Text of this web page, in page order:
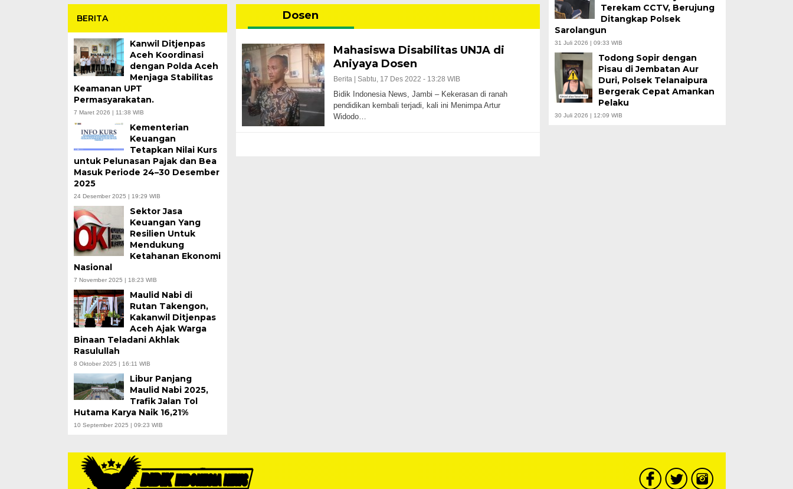
BERITA
Kanwil Ditjenpas
Aceh Koordinasi
dengan Polda Aceh
Menjaga Stabilitas
Keamanan UPT
Permasyarakatan.
7 Maret 2026 | 11:38 WIB
Kementerian
Keuangan
Tetapkan Nilai Kurs
untuk Pelunasan Pajak dan Bea
Masuk Periode 24–30 Desember
2025
24 Desember 2025 | 19:29 WIB
Sektor Jasa
Keuangan Yang
Resilien Untuk
Mendukung
Ketahanan Ekonomi
Nasional
7 November 2025 | 18:23 WIB
Maulid Nabi di
Rutan Takengon,
Kakanwil Ditjenpas
Aceh Ajak Warga
Binaan Teladani Akhlak
Rasulullah
8 Oktober 2025 | 16:11 WIB
Libur Panjang
Maulid Nabi 2025,
Trafik Jalan Tol
Hutama Karya Naik 16,21%
10 September 2025 | 09:23 WIB
Dosen
Mahasiswa Disabilitas UNJA di
Aniyaya Dosen
Berita | Sabtu, 17 Des 2022 - 13:28 WIB
Bidik Indonesia News, Jambi – Kekerasan di ranah
pendidikan kembali terjadi, kali ini Menimpa Artur
Widodo…
Terekam CCTV, Berujung
Ditangkap Polsek
Sarolangun
31 Juli 2026 | 09:33 WIB
Todong Sopir dengan
Pisau di Jembatan Aur
Duri, Polsek Telanaipura
Bergerak Cepat Amankan
Pelaku
30 Juli 2026 | 12:09 WIB